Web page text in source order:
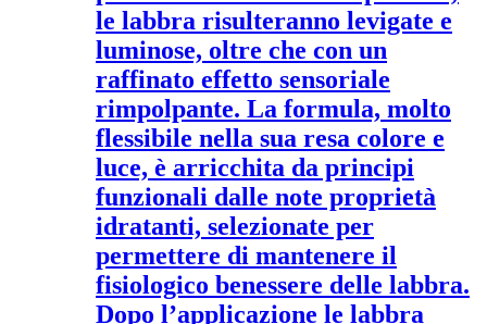
le labbra risulteranno levigate e
luminose, oltre che con un
raffinato effetto sensoriale
rimpolpante. La formula, molto
flessibile nella sua resa colore e
luce, è arricchita da principi
funzionali dalle note proprietà
idratanti, selezionate per
permettere di mantenere il
fisiologico benessere delle labbra.
Dopo l’applicazione le labbra